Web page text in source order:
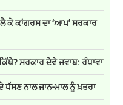
ਕੇ ਕਾਂਗਰਸ ਦਾ ‘ਆਪ’ ਸਰਕਾਰ
ਸਰਕਾਰ ਦੇਵੇ ਜਵਾਬ: ਰੰਧਾਵਾ
ਨਾਲ ਜਾਨ-ਮਾਲ ਨੂੰ ਖ਼ਤਰਾ